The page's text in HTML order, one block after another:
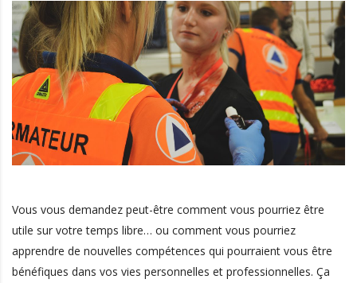
Vous vous demandez peut-être comment vous pourriez être
utile sur votre temps libre… ou comment vous pourriez
apprendre de nouvelles compétences qui pourraient vous être
bénéfiques dans vos vies personnelles et professionnelles. Ça